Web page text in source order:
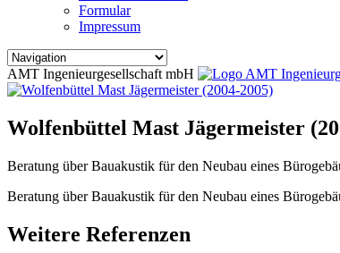
Formular
Impressum
AMT Ingenieurgesellschaft mbH
Wolfenbüttel Mast Jägermeister
Beratung über Bauakustik für den Neubau eines
Beratung über Bauakustik für den Neubau eines
Weitere Referenzen